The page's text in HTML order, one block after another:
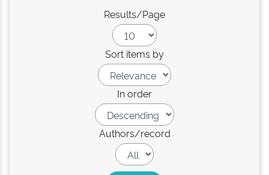
Results/Page
Sort items by
In order
Authors/record